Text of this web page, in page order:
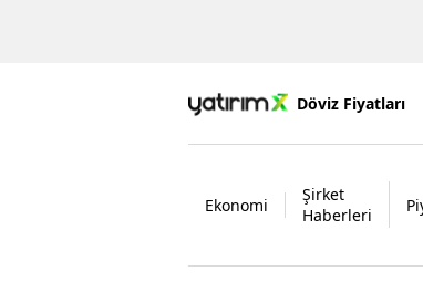
Döviz Fiyatları
Ekonomi
Şirket
Haberleri